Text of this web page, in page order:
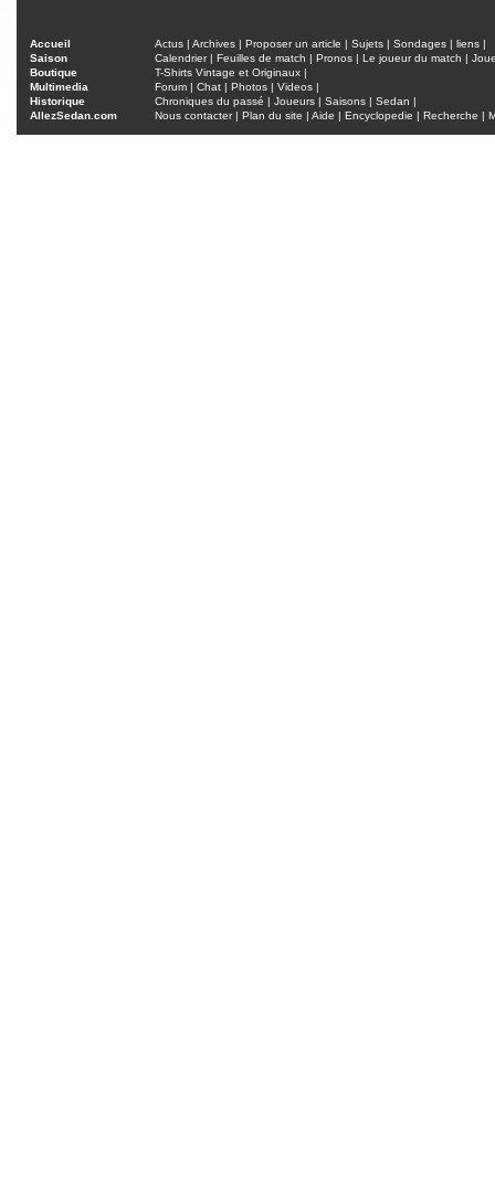
Accueil Actus | Archives | Proposer un article | Sujets | Sondages | liens |
Saison
Calendrier| Feuilles de match | Pronos | Le joueur du match |
Boutique
T-Shirts Vintage et Originaux |
Multimedia
Forum | Chat | Photos | Videos |
Historique
Chroniques du passé | Joueurs | Saisons | Sedan |
AllezSedan.com
Nous contacter| Plan du site | Aide | Encyclopedie | Recherche |